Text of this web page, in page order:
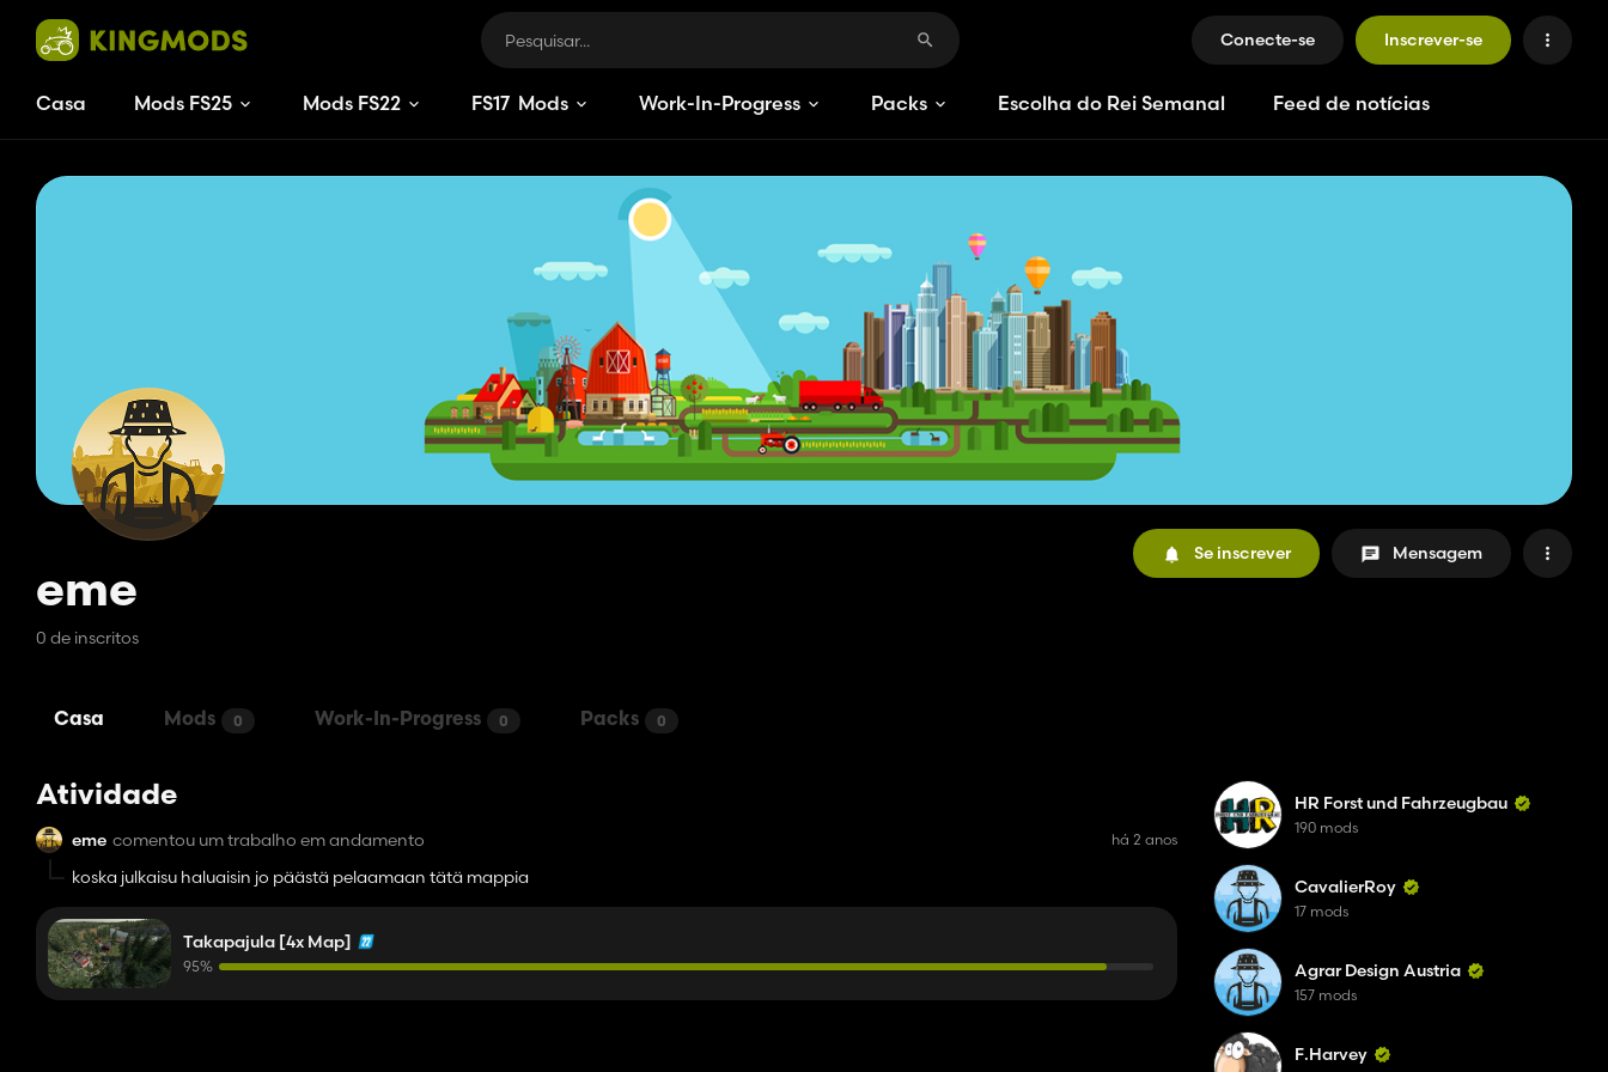
Conecte-se Inscrever-se
Casa Mods FS25 Mods FS22 FS17 Mods Work-In-Progress Packs Escolha do Rei Semanal Feed de notícias
eme
0 de inscritos
Se inscrever Mensagem
Casa Mods 0 Work-In-Progress 0 Packs 0
Atividade
eme comentou um trabalho em andamento há 2 anos
koska julkaisu haluaisin jo päästä pelaamaan tätä mappia
Takapajula [4x Map]
95%
HR Forst und Fahrzeugbau
190 mods
CavalierRoy
17 mods
Agrar Design Austria
157 mods
F.Harvey